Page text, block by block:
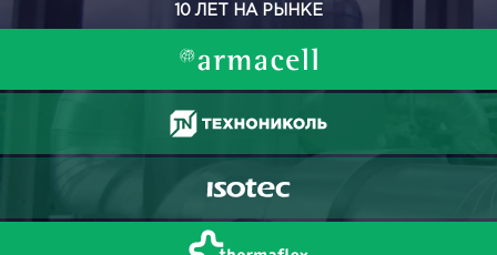
10 ЛЕТ НА РЫНКЕ